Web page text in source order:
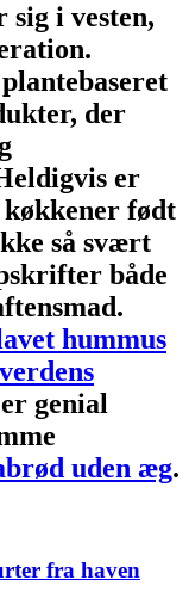
sig i vesten,
der
er
født
så svært
både
hummus
verdens
genial
uden æg.
fra haven